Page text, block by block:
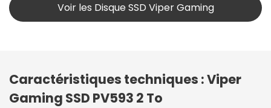
Voir les Disque SSD Viper Gaming
Caractéristiques techniques : Viper
Gaming SSD PV593 2 To